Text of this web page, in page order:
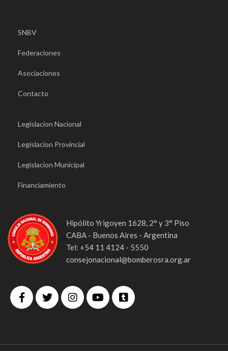
SNBV
Federaciones
Asociaciones
Contacto
Legislacion Nacional
Legislacion Provincial
Legislacion Municipal
Financiamiento
Hipólito Yrigoyen 1628, 2° y 3° Piso
CABA - Buenos Aires - Argentina
Tel: +54 11 4124 - 5550
consejonacional@bomberosra.org.ar